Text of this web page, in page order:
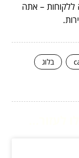
ללקוחות – אתה
בלוג